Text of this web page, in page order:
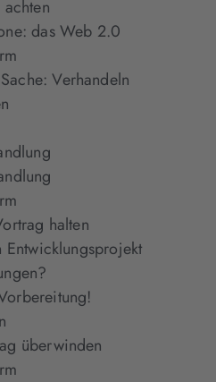
das Web 2.0
Verhandeln
halten
überwinden